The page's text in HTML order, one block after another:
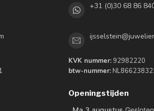
+31 (0)30 68 86
KVK nummer:92982220
btw-nummer:
Openingstijden